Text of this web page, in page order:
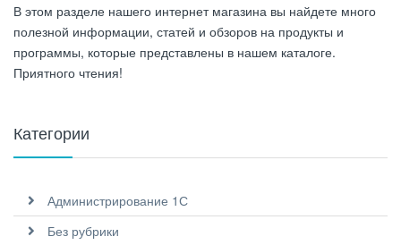
В этом разделе нашего интернет магазина вы найдете много
полезной информации, статей и обзоров на продукты и
программы, которые представлены в нашем каталоге.
Приятного чтения!
Категории
Администрирование 1С
Без рубрики